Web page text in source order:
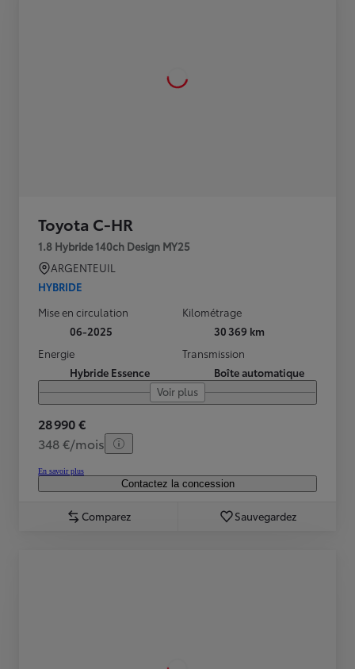
Toyota C-HR
1.8 Hybride 140ch Design MY25
ARGENTEUIL
HYBRIDE
Mise en circulation
06-2025
Kilométrage
30 369 km
Energie
Hybride Essence
Transmission
Boîte automatique
Voir plus
28 990 €
348 €/mois
En savoir plus
Contactez la concession
Comparez Sauvegardez